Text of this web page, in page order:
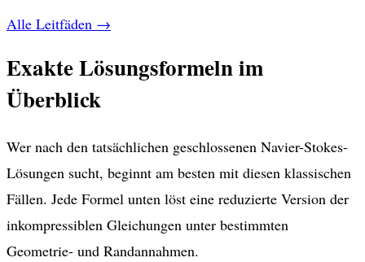
Alle Leitfäden →
Exakte Lösungsformeln im
Überblick
Wer nach den tatsächlichen geschlossenen Navier-Stokes-
Lösungen sucht, beginnt am besten mit diesen klassischen
Fällen. Jede Formel unten löst eine reduzierte Version der
inkompressiblen Gleichungen unter bestimmten
Geometrie- und Randannahmen.